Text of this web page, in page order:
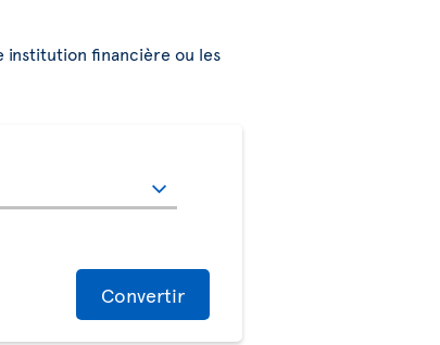
financière ou les
Convertir